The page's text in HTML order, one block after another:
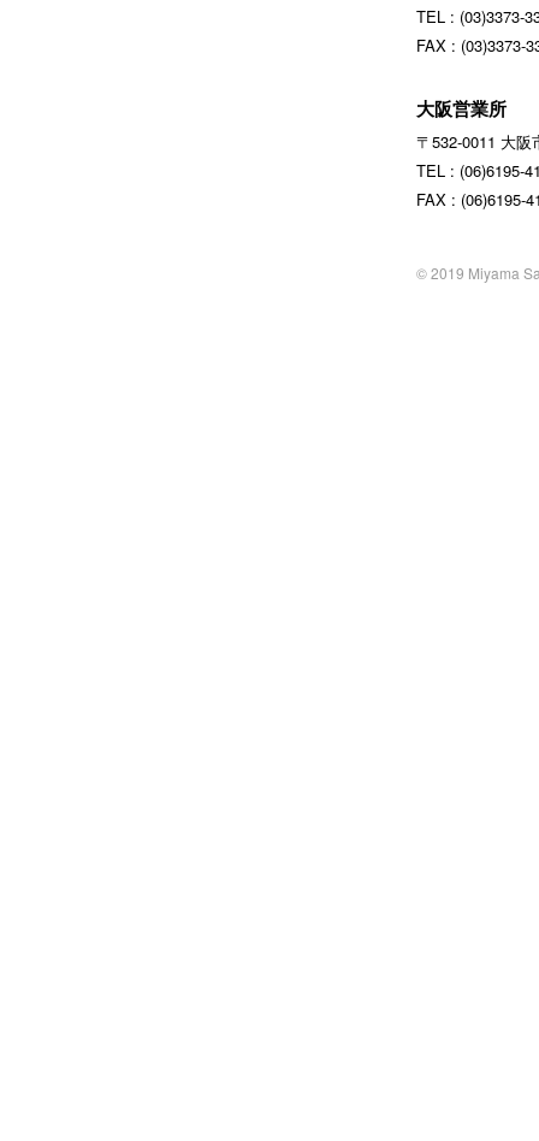
TEL : (03)3373-
FAX : (03)3373-
大阪営業所
〒532‐0011 大
TEL : (06)6195-
FAX : (06)6195-
© 2019 Miyama